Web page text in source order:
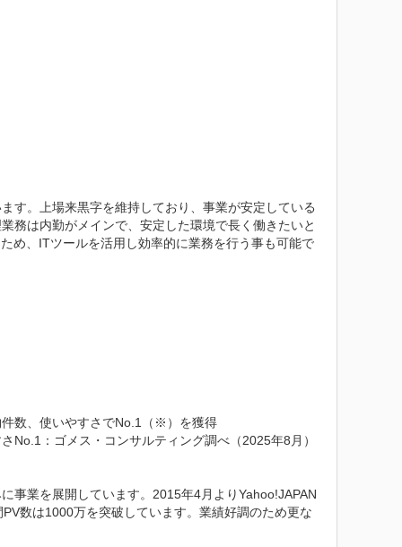
す。上場来黒字を維持しており、事業が安定している
務は内勤がメインで、安定した環境で長く働きたいと
め、ITツールを活用し効率的に業務を行う事も可能で
数、使いやすさでNo.1（※）を獲得
：ゴメス・コンサルティング調べ（2025年8月）
事業を展開しています。2015年4月よりYahoo!JAPAN
数は1000万を突破しています。業績好調のため更な